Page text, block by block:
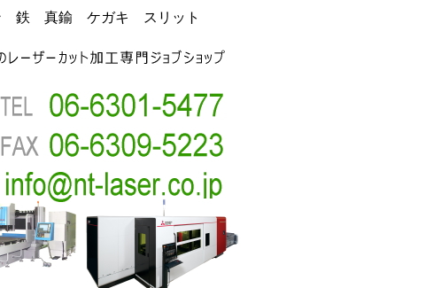
鉄 真鍮 ケガキ スリット